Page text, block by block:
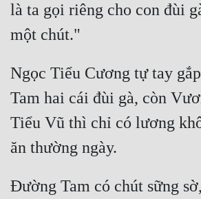
Khoa Huyễn
Khoa Huyễn Không Gian
Kiếm Hiệp
Kỳ Huyễn
Kỳ Ảo
là ta gọi riêng cho con đùi
Ngọc Tiểu Cương tự tay
Tam hai cái đùi gà, còn
Tiểu Vũ thì chỉ có lương
Đường Tam có chút sững